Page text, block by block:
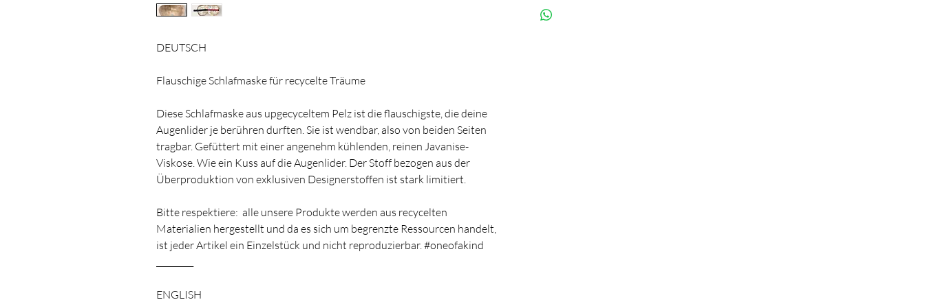
DEUTSCH
Flauschige Schlafmaske für recycelte Träume
Diese Schlafmaske aus upgecyceltem Pelz ist die flauschigste, die deine
Augenlider je berühren durften. Sie ist wendbar, also von beiden Seiten
tragbar. Gefüttert mit einer angenehm kühlenden, reinen Javanise-
Viskose. Wie ein Kuss auf die Augenlider. Der Stoff bezogen aus der
Überproduktion von exklusiven Designerstoffen ist stark limitiert.
Bitte respektiere: alle unsere Produkte werden aus recycelten
Materialien hergestellt und da es sich um begrenzte Ressourcen handelt,
ist jeder Artikel ein Einzelstück und nicht reproduzierbar. #oneofakind
ENGLISH
This is the most unique gift you can find.
der Fall sein sollte, bitte kontaktiere uns, bevor
Wir sind ein familiengeführtes Unternehmen und